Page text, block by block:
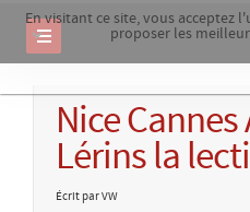
En visitant ce site, vous acceptez
proposer les
Nice
Lérins la
Écrit par VW